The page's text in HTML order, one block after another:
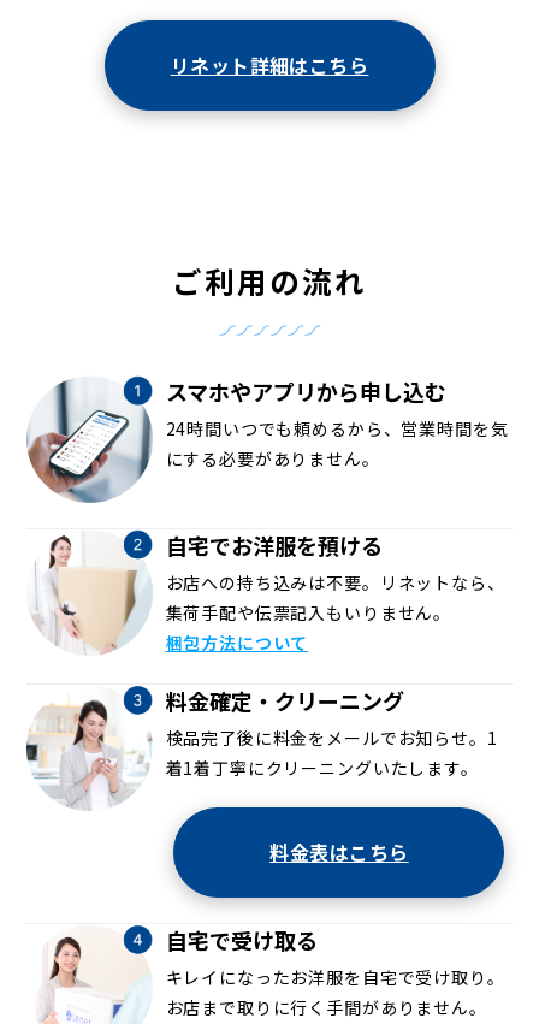
リネット詳細はこちら
ご利用の流れ
スマホやアプリから申し込む
24時間いつでも頼めるから、営業時間を気
にする必要がありません。
自宅でお洋服を預ける
お店への持ち込みは不要。リネットなら、
集荷手配や伝票記入もいりません。
梱包方法について
料金確定・クリーニング
検品完了後に料金をメールでお知らせ。1
着1着丁寧にクリーニングいたします。
料金表はこちら
自宅で受け取る
キレイになったお洋服を自宅で受け取り。
お店まで取りに行く手間がありません。